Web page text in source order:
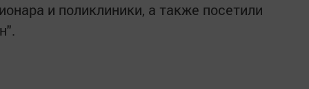
и поликлиники, а также посетили